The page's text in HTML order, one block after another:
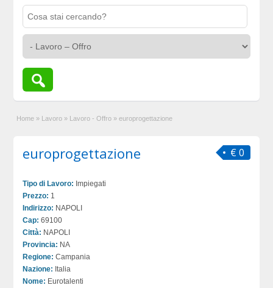
Home » Lavoro » Lavoro - Offro » europrogettazione
€ 0
europrogettazione
Tipo di Lavoro: Impiegati
Prezzo: 1
Indirizzo: NAPOLI
Cap: 69100
Città: NAPOLI
Provincia: NA
Regione: Campania
Nazione: Italia
Nome: Eurotalenti